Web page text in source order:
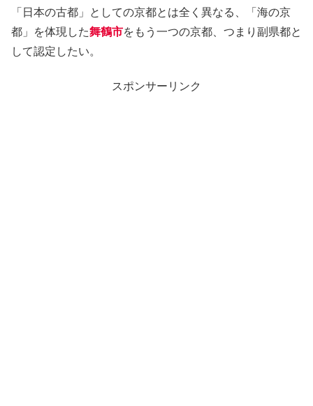
「日本の古都」としての京都とは全く異なる、「海の京
都」を体現した舞鶴市をもう一つの京都、つまり副県都と
して認定したい。
スポンサーリンク